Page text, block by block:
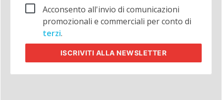
Acconsento all'invio di comunicazioni
promozionali e commerciali per conto di
terzi.
ISCRIVITI ALLA NEWSLETTER